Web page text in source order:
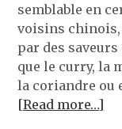
semblable en
voisins chinois,
par des
que le curry, la
la coriandre ou
[Read more…]